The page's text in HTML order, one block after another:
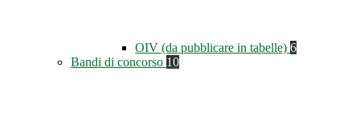
OIV (da pubblicare in tabelle) 6
Bandi di concorso 10